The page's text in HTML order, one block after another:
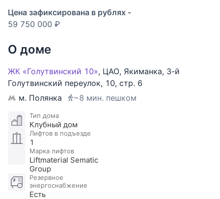
Цена зафиксирована в рублях -
59 750 000 ₽
О доме
ЖК «Голутвинский 10», ЦАО, Якиманка, 3-й
Голутвинский переулок, 10, стр. 6
м. Полянка
~8 мин. пешком
Тип дома
Клубный дом
Лифтов в подъезде
1
Марка лифтов
Liftmaterial Sematic
Group
Резервное
энергоснабжение
Есть